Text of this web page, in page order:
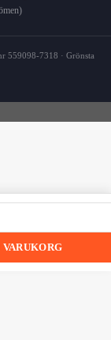
559098-7318 · Grönsta
Gummy Bears
Gummy Bears